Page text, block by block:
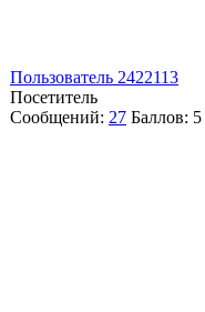
Пользователь 2422113
Посетитель
Сообщений: 27 Баллов: 5